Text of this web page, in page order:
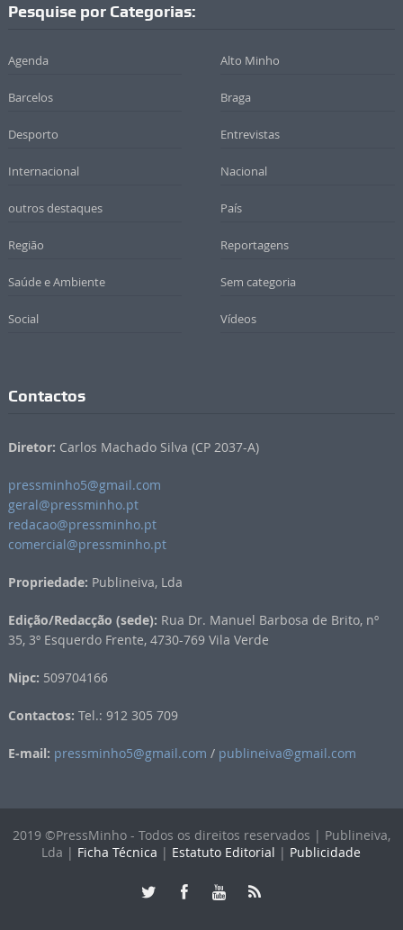
Pesquise por Categorias:
Agenda Alto Minho
Barcelos Braga
Desporto Entrevistas
Internacional Nacional
outros destaques País
Região Reportagens
Saúde e Ambiente Sem categoria
Social Vídeos
Contactos
Diretor: Carlos Machado Silva (CP 2037-A)
pressminho5@gmail.com
geral@pressminho.pt
redacao@pressminho.pt
comercial@pressminho.pt
Propriedade: Publineiva, Lda
Edição/Redacção (sede): Rua Dr. Manuel Barbosa de Brito, nº
35, 3º Esquerdo Frente, 4730-769 Vila Verde
Nipc: 509704166
Contactos: Tel.: 912 305 709
E-mail: pressminho5@gmail.com / publineiva@gmail.com
2019 ©PressMinho - Todos os direitos reservados | Publineiva,
Lda | Ficha Técnica | Estatuto Editorial | Publicidade